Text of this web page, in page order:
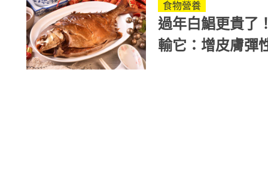
食物營養
過年白鯧更貴了
輸它：增皮膚彈